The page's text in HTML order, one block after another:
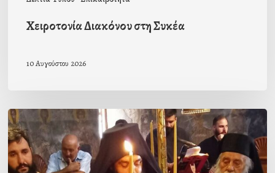
Χειροτονία Διακόνου στη Συκέα
10 Αυγούστου 2026
Μοναχική
κουρά
στην